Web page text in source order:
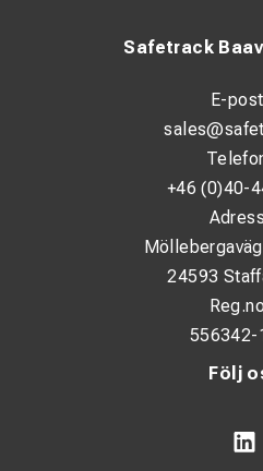
Följ
Safetrack
E-
+46 (0)40-
24593
556342-